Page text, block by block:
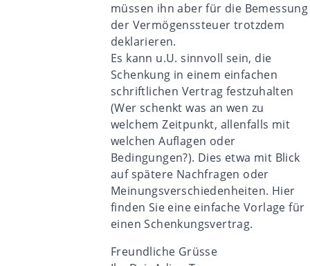
müssen ihn aber für die Bemessung
der Vermögenssteuer trotzdem
deklarieren.
Es kann u.U. sinnvoll sein, die
Schenkung in einem einfachen
schriftlichen Vertrag festzuhalten
(Wer schenkt was an wen zu
welchem Zeitpunkt, allenfalls mit
welchen Auflagen oder
Bedingungen?). Dies etwa mit Blick
auf spätere Nachfragen oder
Meinungsverschiedenheiten. Hier
finden Sie eine einfache Vorlage für
einen Schenkungsvertrag.
Freundliche Grüsse